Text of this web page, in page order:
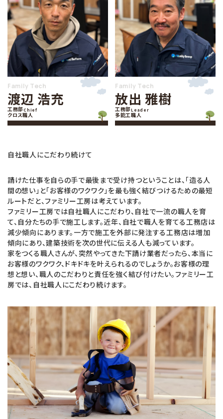
Family Tech
渡辺 浩充
工務部Chief
クロス職人
Family Tech
放出 雅樹
工務部Leader
多能工職人
自社職人にこだわり続けて
請けた仕事を自らの手で最後まで受け持つということは、「造る人
間の想い」と「お客様のワクワク」を最も強く結びつけるための最短
ルートだと、ファミリー工房は考えています。
ファミリー工房では自社職人にこだわり、自社で一流の職人を育
て、自分たちの手で施工します。近年、自社で職人を育てる工務店は
減少傾向にあります。一方で施工を外部に発注する工務店は増加
傾向にあり、建築技術を次の世代に伝える人も減っています。
家をつくる職人さんが、突然やってきた下請け業者だったら、本当に
お客様のワクワク、ドキドキを叶えられるのでしょうか。お客様の理
想と想い、職人のこだわりと責任を強く結び付けたい。ファミリー工
房では、自社職人にこだわり続けます。